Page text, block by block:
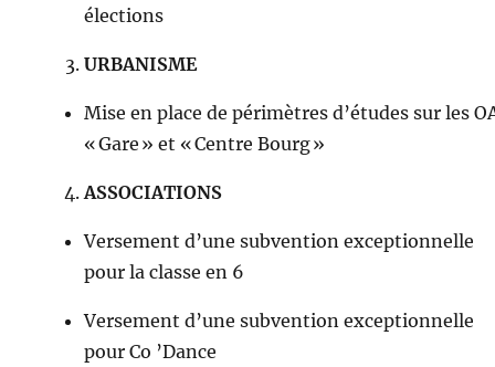
élections
URBANISME
Mise en place de périmètres d’études sur les
« Gare » et « Centre Bourg »
ASSOCIATIONS
Versement d’une subvention exceptionnelle
pour la classe en 6
Versement d’une subvention exceptionnelle
pour Co ’Dance